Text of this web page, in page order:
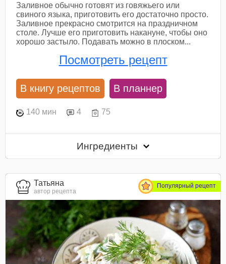
Заливное обычно готовят из говяжьего или
свиного языка, приготовить его достаточно просто.
Заливное прекрасно смотрится на праздничном
столе. Лучше его приготовить накануне, чтобы оно
хорошо застыло. Подавать можно в плоском...
Посмотреть рецепт
В книгу рецептов В планнер
140 мин 4 75
Ингредиенты
Татьяна
автор рецепта
Популярный рецепт